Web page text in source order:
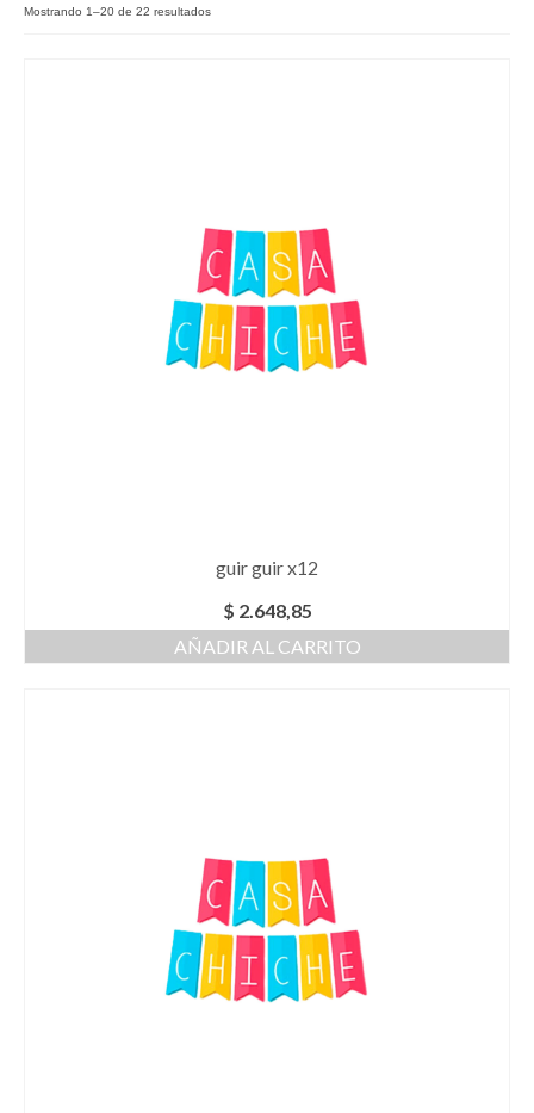
Mostrando 1–20 de 22 resultados
guir guir x12
$ 2.648,85
AÑADIR AL CARRITO